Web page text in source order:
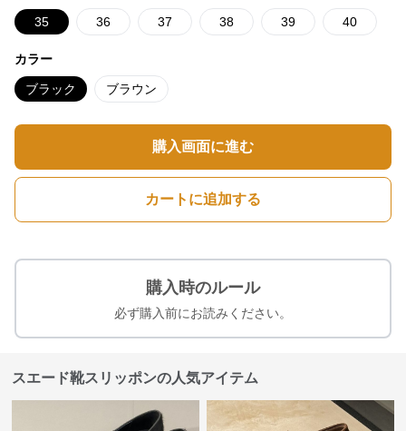
35 36 37 38 39 40
カラー
ブラック ブラウン
購入画面に進む
カートに追加する
購入時のルール
必ず購入前にお読みください。
スエード靴スリッポンの人気アイテム